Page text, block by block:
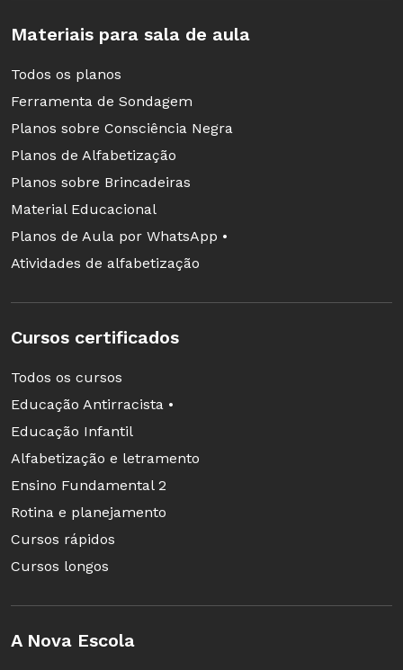
Materiais para sala de aula
Todos os planos
Ferramenta de Sondagem
Planos sobre Consciência Negra
Planos de Alfabetização
Planos sobre Brincadeiras
Material Educacional
Planos de Aula por WhatsApp •
Atividades de alfabetização
Cursos certificados
Todos os cursos
Educação Antirracista •
Educação Infantil
Alfabetização e letramento
Ensino Fundamental 2
Rotina e planejamento
Cursos rápidos
Cursos longos
A Nova Escola